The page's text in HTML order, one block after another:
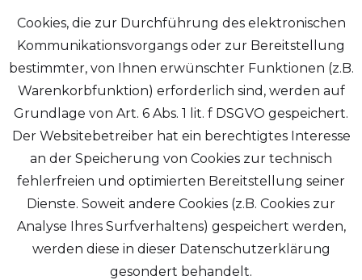
Cookies, die zur Durchführung des elektronischen
Kommunikationsvorgangs oder zur Bereitstellung
bestimmter, von Ihnen erwünschter Funktionen (z.B.
Warenkorbfunktion) erforderlich sind, werden auf
Grundlage von Art. 6 Abs. 1 lit. f DSGVO gespeichert.
Der Websitebetreiber hat ein berechtigtes Interesse
an der Speicherung von Cookies zur technisch
fehlerfreien und optimierten Bereitstellung seiner
Dienste. Soweit andere Cookies (z.B. Cookies zur
Analyse Ihres Surfverhaltens) gespeichert werden,
werden diese in dieser Datenschutzerklärung
gesondert behandelt.